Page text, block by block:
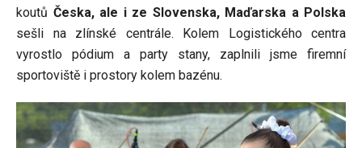
koutů Česka, ale i ze Slovenska, Maďarska a Polska
sešli na zlínské centrále. Kolem Logistického centra
vyrostlo pódium a party stany, zaplnili jsme firemní
sportoviště i prostory kolem bazénu.